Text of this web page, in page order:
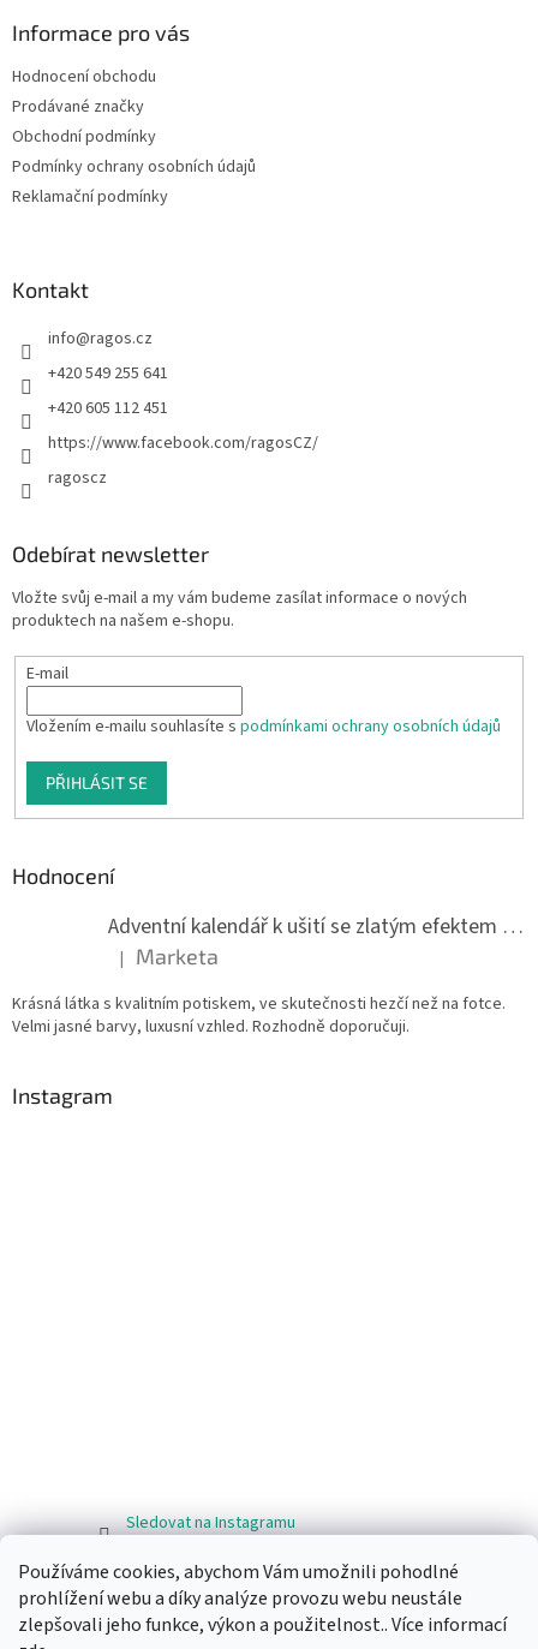
Používáme cookies, abychom Vám umožnili pohodlné
prohlížení webu a díky analýze provozu webu neustále
zlepšovali jeho funkce, výkon a použitelnost.. Více informací
Informace pro vás
Hodnocení obchodu
Prodávané značky
Obchodní podmínky
Podmínky ochrany osobních údajů
Reklamační podmínky
Kontakt
info@ragos.cz
+420 549 255 641
+420 605 112 451
https://www.facebook.com/ragosCZ/
ragoscz
Odebírat newsletter
Vložte svůj e-mail a my vám budeme zasílat informace o nových
produktech na našem e-shopu.
E-mail
Vložením e-mailu souhlasíte s podmínkami ochrany osobních údajů
PŘIHLÁSIT SE
Hodnocení
Adventní kalendář k ušití se zlatým efektem 042Q
Hodnocení produktu je 5 z 5 hvězdiček.
| Marketa
Krásná látka s kvalitním potiskem, ve skutečnosti hezčí než na fotce.
Velmi jasné barvy, luxusní vzhled. Rozhodně doporučuji.
Instagram
Sledovat na Instagramu
Facebook